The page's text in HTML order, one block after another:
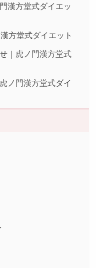
漢方堂式ダイエッ
方堂式ダイエット
｜虎ノ門漢方堂式
ノ門漢方堂式ダイ